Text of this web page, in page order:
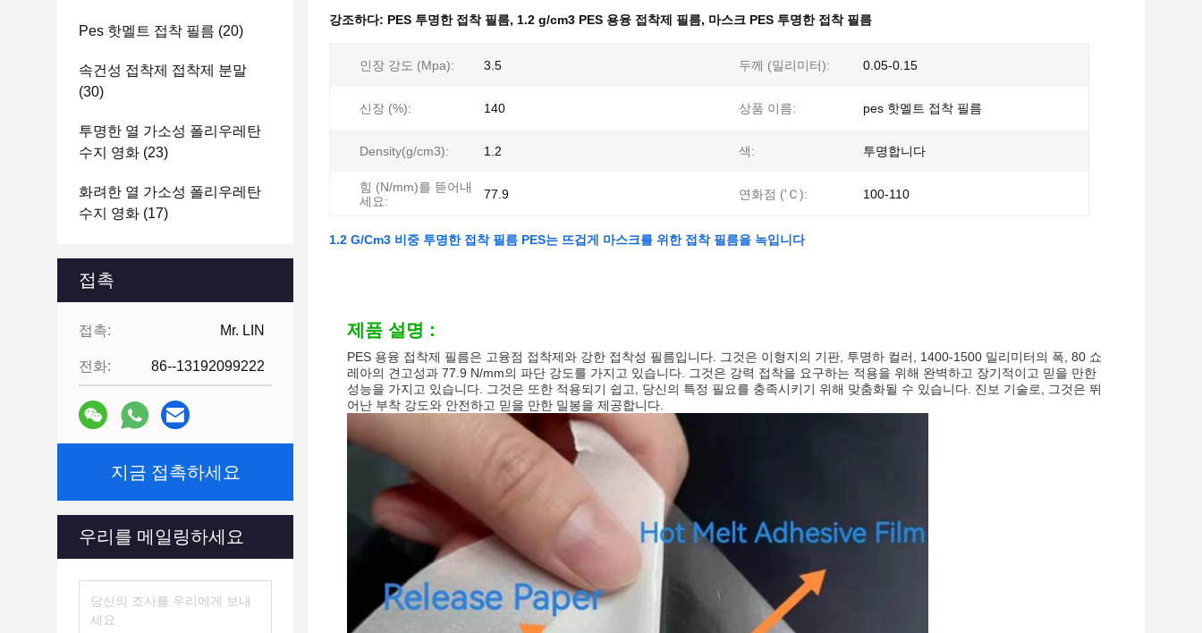
Pes 핫멜트 접착 필름 (20)
속건성 접착제 접착제 분말
(30)
투명한 열 가소성 폴리우레탄
수지 영화 (23)
화려한 열 가소성 폴리우레탄
수지 영화 (17)
접촉
접촉: Mr. LIN
전화: 86--13192099222
지금 접촉하세요
우리를 메일링하세요
강조하다: PES 투명한 접착 필름, 1.2 g/cm3 PES 용융 접착제 필름, 마스크 PES 투명한 접착 필름
인장 강도 (Mpa): 3.5 두께 (밀리미터): 0.05-0.15
신장 (%): 140 상품 이름: pes 핫멜트 접착 필름
Density(g/cm3): 1.2 색: 투명합니다
힘 (N/mm)를 뜯어내
세요:
77.9 연화점 ('Ｃ): 100-110
1.2 G/Cm3 비중 투명한 접착 필름 PES는 뜨겁게 마스크를 위한 접착 필름을 녹입니다
제품 설명 :
PES 용융 접착제 필름은 고융점 접착제와 강한 접착성 필름입니다. 그것은 이형지의 기판, 투명하 컬러, 1400-1500 밀리미터의 폭, 80 쇼
레아의 견고성과 77.9 N/mm의 파단 강도를 가지고 있습니다. 그것은 강력 접착을 요구하는 적용을 위해 완벽하고 장기적이고 믿을 만한
성능을 가지고 있습니다. 그것은 또한 적용되기 쉽고, 당신의 특정 필요를 충족시키기 위해 맞춤화될 수 있습니다. 진보 기술로, 그것은 뛰
어난 부착 강도와 안전하고 믿을 만한 밀봉을 제공합니다.